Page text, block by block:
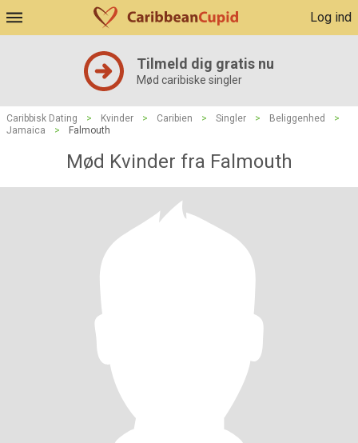
Log ind
Tilmeld dig gratis nu
Mød caribiske singler
Caribbisk Dating > Kvinder > Caribien > Singler > Beliggenhed
>
Jamaica
> Falmouth
Mød Kvinder fra Falmouth